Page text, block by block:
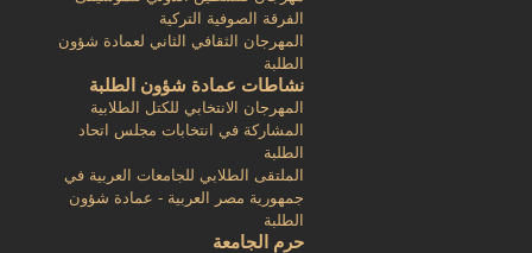
الفرقة الصوفية التركية
المهرجان الثقافي الثاني لعمادة شؤون
الطلبة
نشاطات عمادة شؤون الطلبة
المهرجان الانتخابي للكتل الطلابية
المشاركة في انتخابات مجلس اتحاد
الطلبة
الملتقى الطلابي للجامعات العربية في
جمهورية مصر العربية - عمادة شؤون
الطلبة
حرم الجامعة